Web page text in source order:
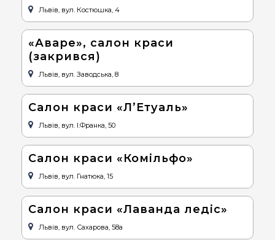
Львів, вул. Костюшка, 4
«Аваре», салон краси
(закрився)
Львів, вул. Заводська, 8
Салон краси «Л’Етуаль»
Львів, вул. І.Франка, 50
Салон краси «Комільфо»
Львів, вул. Гнатюка, 15
Салон краси «Лаванда ледіс»
Львів, вул. Сахарова, 58а